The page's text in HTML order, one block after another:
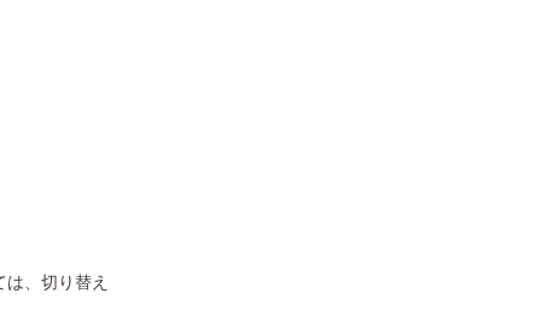
、切り替え